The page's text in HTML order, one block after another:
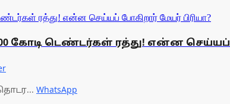
கோடி டெண்டர்கள் ரத்து! என்ன செய்யப்
WhatsApp